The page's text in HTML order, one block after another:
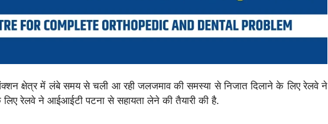
क्षेत्र में लंबे समय से चली आ रही जलजमाव की समस्या से निजात दिलाने के लिए रेलवे ने
रेलवे ने आईआईटी पटना से सहायता लेने की तैयारी की है.